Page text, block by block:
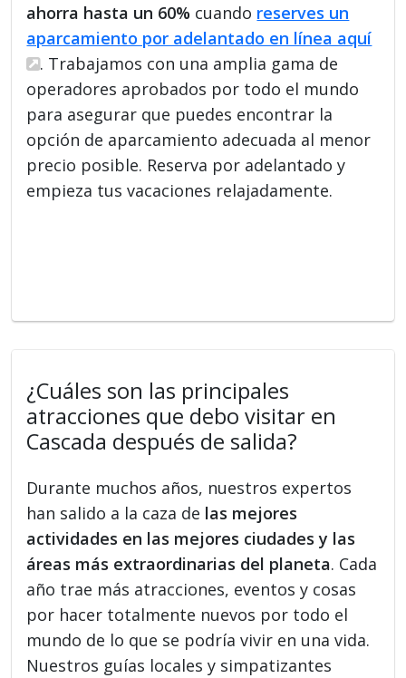
ahorra hasta un 60% cuando reserves un
aparcamiento por adelantado en línea aquí
. Trabajamos con una amplia gama de
operadores aprobados por todo el mundo
para asegurar que puedes encontrar la
opción de aparcamiento adecuada al menor
precio posible. Reserva por adelantado y
empieza tus vacaciones relajadamente.
¿Cuáles son las principales
atracciones que debo visitar en
Cascada después de salida?
Durante muchos años, nuestros expertos
han salido a la caza de las mejores
actividades en las mejores ciudades y las
áreas más extraordinarias del planeta. Cada
año trae más atracciones, eventos y cosas
por hacer totalmente nuevos por todo el
mundo de lo que se podría vivir en una vida.
Nuestros guías locales y simpatizantes